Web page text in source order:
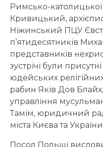
Римсько-католицької
Кривицький,
Ніжинський ПЦУ
п’ятидесятників
представників
зустрічі були
юдейських
рабин Яків Дов
управління
Тамім, юридичний
міста Києва та
Посол Польщі